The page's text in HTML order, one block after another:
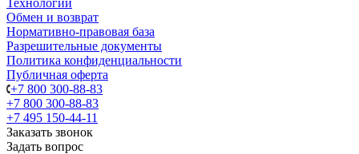
Технологии
Обмен и возврат
Нормативно-правовая база
Разрешительные документы
Политика конфиденциальности
Публичная оферта
+7 800 300-88-83
+7 800 300-88-83
+7 495 150-44-11
Заказать звонок
Задать вопрос